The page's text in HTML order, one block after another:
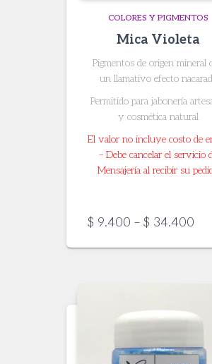
COLORES Y PIGMENTOS
Mica Violeta
Pigmentos de origen mineral
un llamativo efecto
Permitido para jabonería
y cosmética natural
El valor no incluye costo de
– Debe cancelar el servicio
Mensajería al recibir su
$ 9.400 – $ 34.400
$